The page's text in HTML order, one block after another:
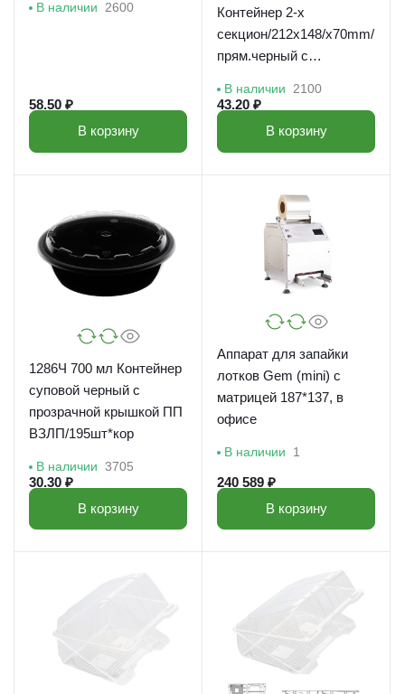
В наличии 2600
58.50 ₽
В корзину
Контейнер 2-х
секцион/212x148/x70mm/
прям.черный с
шт*кор/
В наличии 2100
43.20 ₽
В корзину
1286Ч 700 мл Контейнер
суповой черный с
прозрачной крышкой ПП
ВЗЛП/195шт*кор
В наличии 3705
30.30 ₽
В корзину
Аппарат для запайки
лотков Gem (mini) с
матрицей 187*137, в
офисе
В наличии 1
240 589 ₽
В корзину